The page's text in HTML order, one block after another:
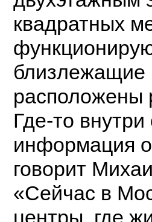
квадратных
близлежащие
расположены
Где‑то
информация о
говорит
«Сейчас в
центры, где